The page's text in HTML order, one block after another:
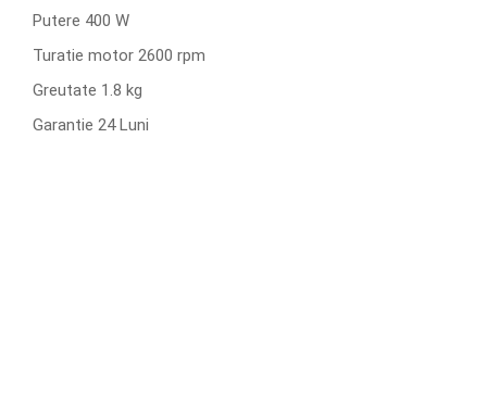
Putere 400 W
Turatie motor 2600 rpm
Greutate 1.8 kg
Garantie 24 Luni